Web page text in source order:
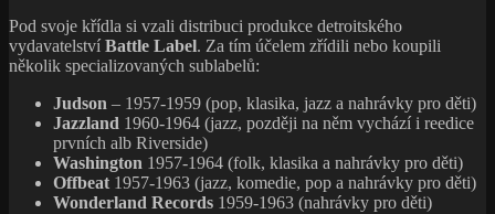
Pod svoje křídla si vzali distribuci produkce detroitského
vydavatelství Battle Label. Za tím účelem zřídili nebo koupili
několik specializovaných sublabelů:
Judson – 1957-1959 (pop, klasika, jazz a nahrávky pro děti)
Jazzland 1960-1964 (jazz, později na něm vychází i reedice
prvních alb Riverside)
Washington 1957-1964 (folk, klasika a nahrávky pro děti)
Offbeat 1957-1963 (jazz, komedie, pop a nahrávky pro děti)
Wonderland Records 1959-1963 (nahrávky pro děti)